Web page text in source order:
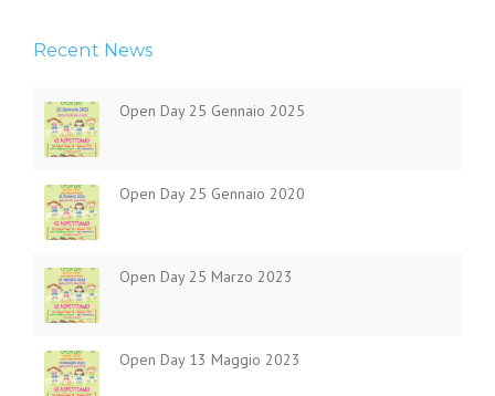
Recent News
Open Day 25 Gennaio 2025
Open Day 25 Gennaio 2020
Open Day 25 Marzo 2023
Open Day 13 Maggio 2023